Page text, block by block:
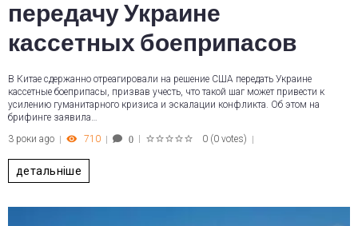
передачу Украине
кассетных боеприпасов
В Китае сдержанно отреагировали на решение США передать Украине
кассетные боеприпасы, призвав учесть, что такой шаг может привести к
усилению гуманитарного кризиса и эскалации конфликта. Об этом на
брифинге заявила…
3 роки ago
710 0 0 (0 votes)
детальніше